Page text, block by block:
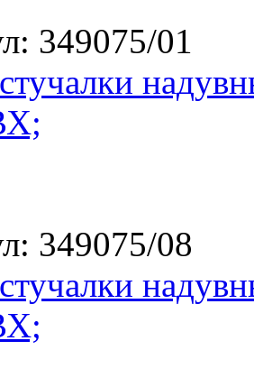
349075/01
349075/08